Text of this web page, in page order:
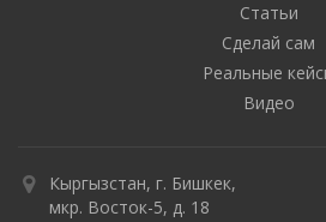
Статьи
Сделай сам
Реальные
Видео
Кыргызстан, г. Бишкек,
мкр. Восток-5, д. 18